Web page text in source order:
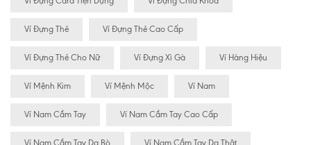
Ví Đựng Thẻ Ví Đựng Thẻ Cao Cấp
Ví Đựng Thẻ Cho Nữ Ví Đựng Xì Gà Ví Hàng Hiệu
Ví Mệnh Kim Ví Mệnh Mộc Ví Nam
Ví Nam Cầm Tay Ví Nam Cầm Tay Cao Cấp